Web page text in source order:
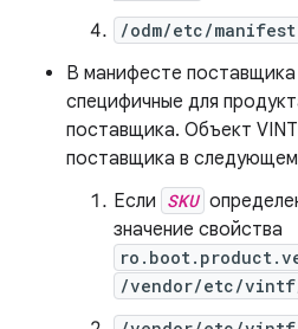
/odm/etc/
В манифесте поставщика
специфичные для
поставщика. Объект
поставщика в
Если SKU
значение свойства
/vendor/etc/